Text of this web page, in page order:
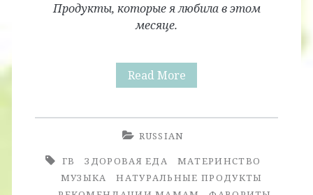
Продукты, которые я любила в этом
месяце.
Read MoreФавориты
Фавориты
RUSSIAN
ГВ
ЗДОРОВАЯ ЕДА
МАТЕРИНСТВО
МУЗЫКА
НАТУРАЛЬНЫЕ ПРОДУКТЫ